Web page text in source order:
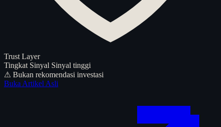
Trust Layer
Tingkat Sinyal Sinyal tinggi
⚠ Bukan rekomendasi investasi
Buka Artikel Asli